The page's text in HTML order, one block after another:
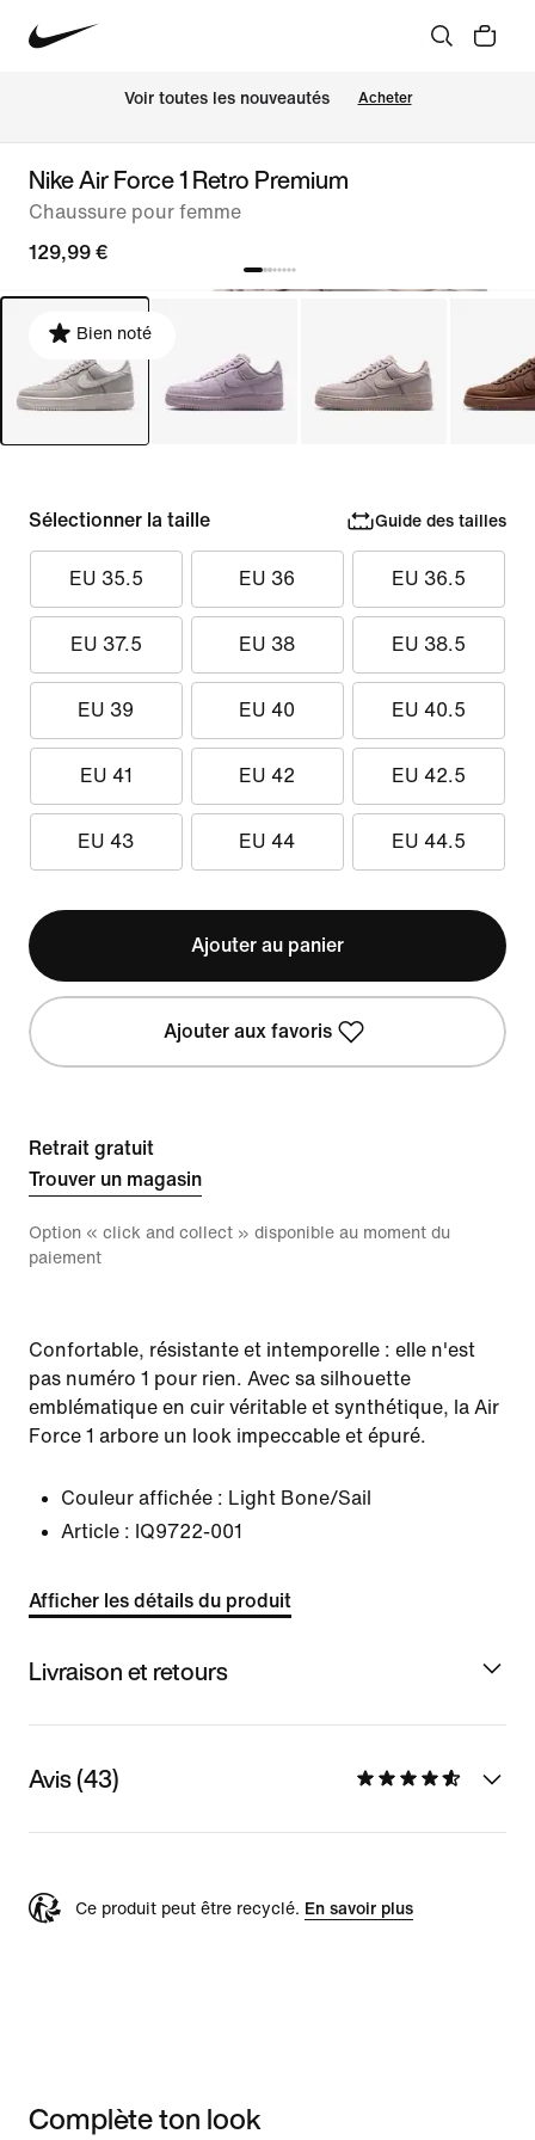
Voir toutes les nouveautés Acheter
Nike Air Force 1 Retro Premium
Chaussure pour femme
129,99 €
Bien noté
Sélectionner la taille Guide des tailles
EU 35.5 EU 36 EU 36.5
EU 37.5 EU 38 EU 38.5
EU 39 EU 40 EU 40.5
EU 41 EU 42 EU 42.5
EU 43 EU 44 EU 44.5
Ajouter au panier
Ajouter aux favoris
Retrait gratuit
Trouver un magasin
Option « click and collect » disponible au moment du
paiement
Confortable, résistante et intemporelle : elle n'est
pas numéro 1 pour rien. Avec sa silhouette
emblématique en cuir véritable et synthétique, la Air
Force 1 arbore un look impeccable et épuré.
Couleur affichée : Light Bone/Sail
Article : IQ9722-001
Afficher les détails du produit
Livraison et retours
Avis (43)
Ce produit peut être recyclé. En savoir plus
Complète ton look